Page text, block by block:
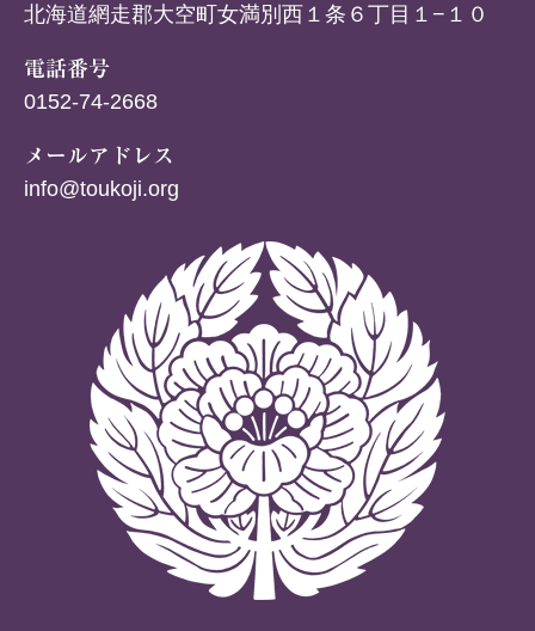
北海道網走郡大空町女満別西１条６丁目１−１０
電話番号
0152-74-2668
メールアドレス
info@toukoji.org